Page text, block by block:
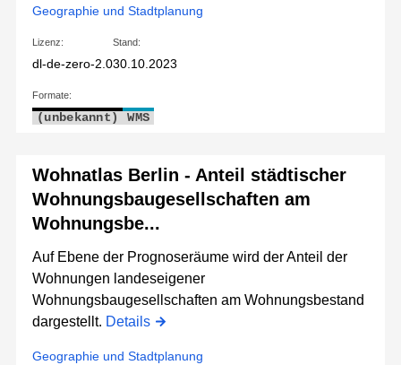
Geographie und Stadtplanung
Lizenz:
dl-de-zero-2.0
Stand:
30.10.2023
Formate:
(unbekannt) WMS
Wohnatlas Berlin - Anteil städtischer
Wohnungsbaugesellschaften am
Wohnungsbe...
Auf Ebene der Prognoseräume wird der Anteil der
Wohnungen landeseigener
Wohnungsbaugesellschaften am Wohnungsbestand
dargestellt. Details
Geographie und Stadtplanung